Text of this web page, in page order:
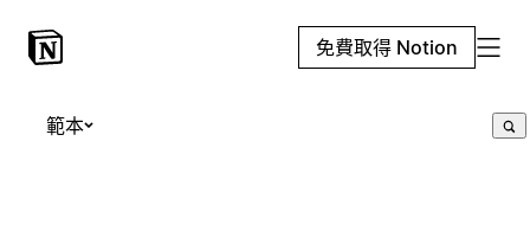
免費取得 Notion
範本